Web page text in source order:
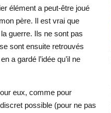
élément a peut-être joué
père. Il est vrai que
guerre. Ils ne sont pas
sont ensuite retrouvés
a gardé l’idée qu’il ne
eux, comme pour
possible (pour ne pas